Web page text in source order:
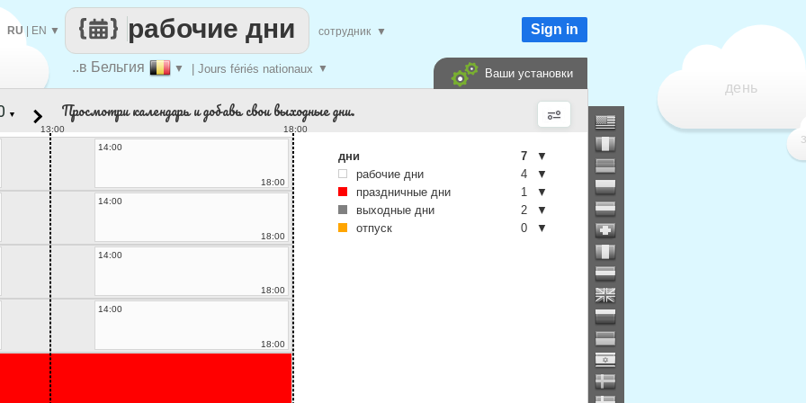
день
..в Бельгия ▼ | Jours fériés nationaux ▼
рабочие дни
RU| EN ▼ сотрудник ▼ Sign in
Ваши установки
▼ Просмотри календарь и добавь свои выходные дни.
13:00 18:00
14:00
18:00
14:00
18:00
14:00
18:00
14:00
18:00
дни 7
▼
рабочие дни
4
▼
праздничные дни
1
▼
выходные дни
2
▼
отпуск
0 ▼